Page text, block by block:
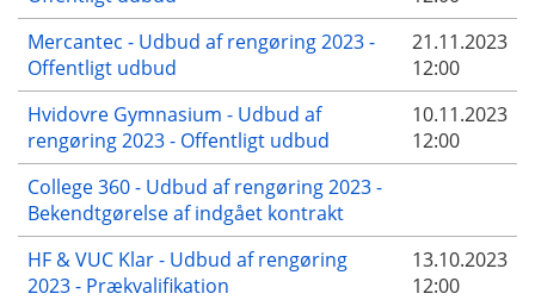
Mercantec - Udbud af rengøring 2023 -
Offentligt udbud
21.11.2023
12:00
Hvidovre Gymnasium - Udbud af
rengøring 2023 - Offentligt udbud
10.11.2023
12:00
College 360 - Udbud af rengøring 2023 -
Bekendtgørelse af indgået kontrakt
HF & VUC Klar - Udbud af rengøring
2023 - Prækvalifikation
13.10.2023
12:00